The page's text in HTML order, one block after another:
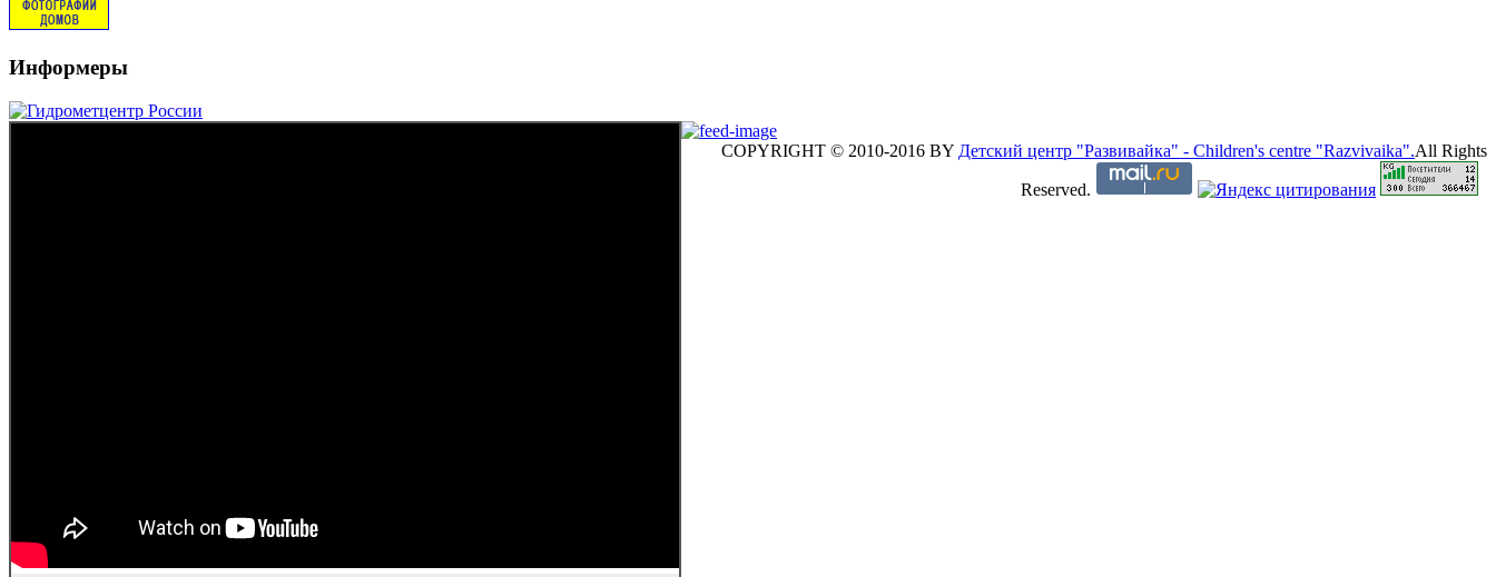
Информеры
COPYRIGHT © 2010-2016 BY Детский центр "Развивайка" - Children's centre "Razvivaika".All Rights
Reserved.